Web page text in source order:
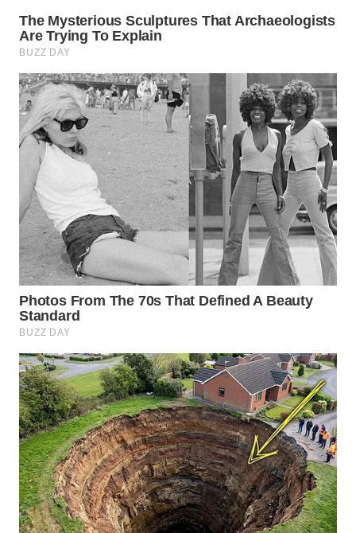
UTARA
WN
SAMOSIR
WN
PADANG
LAWAS
WN
SUMEDANG
WN
CIANJUR
WN
KEPULAUAN
WN
TANGERANG
WN
BINJAI
WN
CIREBON